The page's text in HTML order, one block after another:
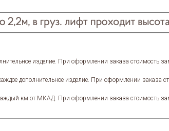
изделие. При оформлении заказа стоимость
дополнительное изделие. При оформлении заказа
км от МКАД. При оформлении заказа стоимость